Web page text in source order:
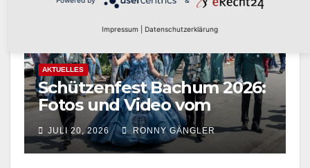
AKTUELLES
Schützenfest Bachum 2026:
Fotos und Video vom
Festzug in Bachum jetzt
online
JULI 20, 2026 RONNY GÄNGLER
Impressum Datenschutzerklärung